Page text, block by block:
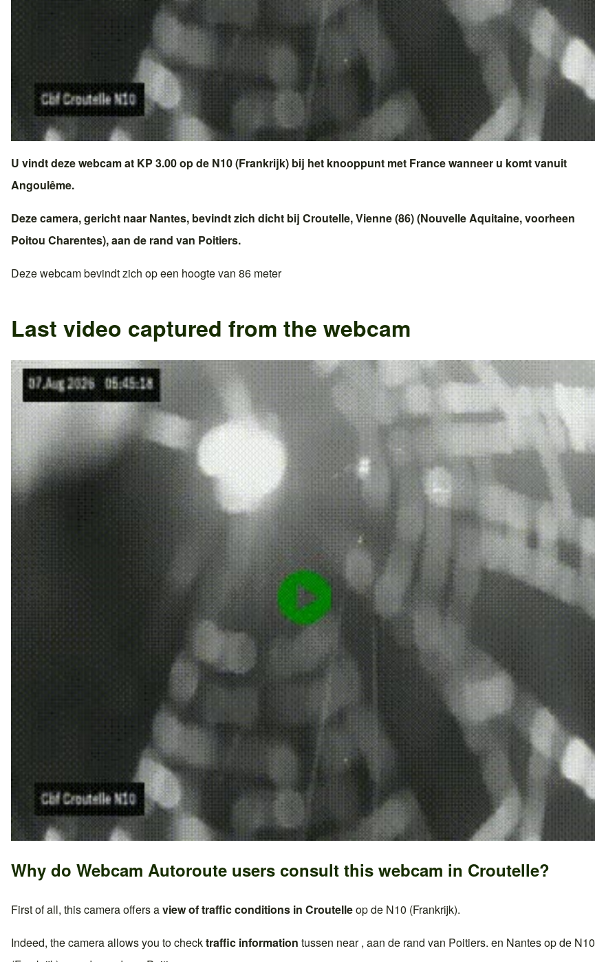
U vindt deze webcam at KP 3.00 op de N10 (Frankrijk) bij het knooppunt met Francewanneer u komt vanuit
Angoulême.
Deze camera, gericht naar Nantes, bevindt zich dicht bij Croutelle,Vienne (86)(Nouvelle Aquitaine, voorheen
Poitou Charentes), aan de rand van Poitiers.
Deze webcam bevindt zich op een hoogte van 86 meter
Last video captured from the webcam
Why do Webcam Autoroute users consult this webcam in Croutelle?
First of all, this camera offers aview of traffic conditions in Croutelleop de N10 (Frankrijk).
Indeed, the camera allows you to checktraffic information tussen near , aan de rand van Poitiers. en Nantesop de N10